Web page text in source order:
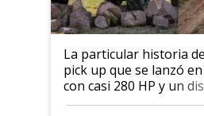
La particular historia
pick up que se lanzó
con casi 280 HP y un
cuánto se vende